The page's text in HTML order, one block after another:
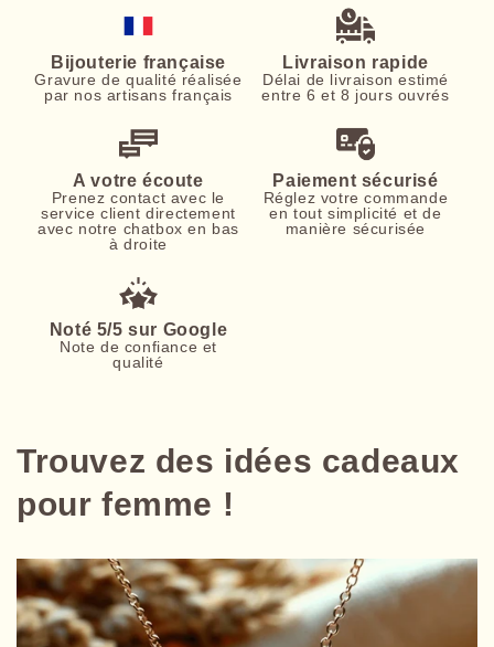
Bijouterie française
Gravure de qualité réalisée
par nos artisans français
Livraison rapide
Délai de livraison estimé
entre 6 et 8 jours ouvrés
A votre écoute
Prenez contact avec le
service client directement
avec notre chatbox en bas
à droite
Paiement sécurisé
Réglez votre commande
en tout simplicité et de
manière sécurisée
Noté 5/5 sur Google
Note de confiance et
qualité
Trouvez des idées cadeaux
pour femme !